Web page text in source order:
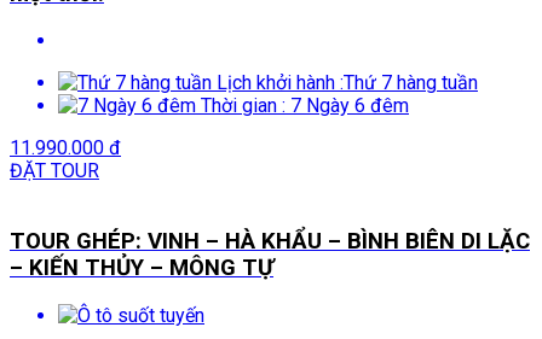
Lịch khởi hành :Thứ 7 hàng tuần
Thời gian : 7 Ngày 6 đêm
11.990.000 đ
ĐẶT TOUR
TOUR GHÉP: VINH – HÀ KHẨU – BÌNH BIÊN DI LẶC
– KIẾN THỦY – MÔNG TỰ